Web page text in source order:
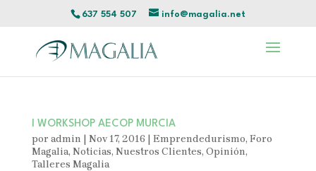
637 554 507 info@magalia.net
I WORKSHOP AECOP MURCIA
por admin | Nov 17, 2016 | Emprendedurismo, Foro
Magalia, Noticias, Nuestros Clientes, Opinión,
Talleres Magalia